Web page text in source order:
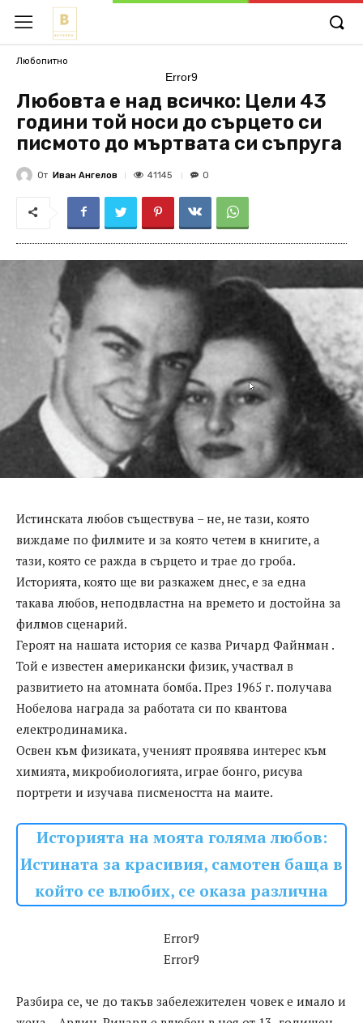
Любопитно
Error9
Любовта е над всичко: Цели 43
години той носи до сърцето си
писмото до мъртвата си съпруга
От Иван Ангелов 41145 0
Истинската любов съществува – не, не тази, която
виждаме по филмите и за която четем в книгите, а
тази, която се ражда в сърцето и трае до гроба.
Историята, която ще ви разкажем днес, е за една
такава любов, неподвластна на времето и достойна за
филмов сценарий.
Героят на нашата история се казва Ричард Файнман .
Той е известен американски физик, участвал в
развитието на атомната бомба. През 1965 г. получава
Нобелова награда за работата си по квантова
електродинамика.
Освен към физиката, ученият проявява интерес към
химията, микробиологията, играе бонго, рисува
портрети и изучава писмеността на маите.
Историята на моята голяма любов:
Истината за красивия, самотен баща в
който се влюбих, се оказа различна
Error9
Error9
Разбира се, че до такъв забележителен човек е имало и